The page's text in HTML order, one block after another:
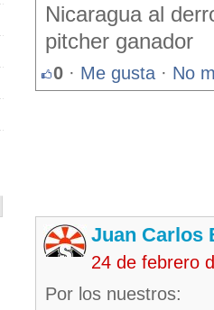
Nicaragua al
pitcher ganador
0 · Me gusta · No
Juan Carlos
24 de febrero
Por los nuestros: